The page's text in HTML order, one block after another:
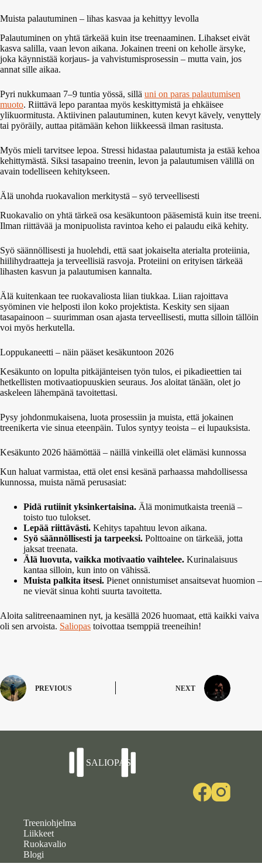
Muista palautuminen – lihas kasvaa ja kehittyy levolla
Palautuminen on yhtä tärkeää kuin itse treenaaminen. Lihakset eivät
kasva salilla, vaan levon aikana. Jokainen treeni on keholle ärsyke,
joka käynnistää korjaus- ja vahvistumisprosessin – mutta vain, jos
annat sille aikaa.
Pyri nukkumaan 7–9 tuntia yössä, sillä uni on paras palautumisen
muoto. Riittävä lepo parantaa myös keskittymistä ja ehkäisee
ylikuormitusta. Aktiivinen palautuminen, kuten kevyt kävely, venyttely
tai pyöräily, auttaa pitämään kehon liikkeessä ilman rasitusta.
Myös mieli tarvitsee lepoa. Stressi hidastaa palautumista ja estää kehoa
kehittymästä. Siksi tasapaino treenin, levon ja palautumisen välillä on
avain todelliseen kehitykseen.
Älä unohda ruokavalion merkitystä – syö terveellisesti
Ruokavalio on yhtä tärkeä osa kesäkuntoon pääsemistä kuin itse treeni.
Ilman riittävää ja monipuolista ravintoa keho ei palaudu eikä kehity.
Syö säännöllisesti ja huolehdi, että saat jokaiselta aterialta proteiinia,
hiilihydraatteja ja terveellisiä rasvoja. Proteiini on erityisen tärkeää
lihasten kasvun ja palautumisen kannalta.
Älä kuitenkaan tee ruokavaliosta liian tiukkaa. Liian rajoittava
syöminen vie helposti ilon koko projektista. Keskity sen sijaan
tasapainoon – suurimman osan ajasta terveellisesti, mutta silloin tällöin
voi myös herkutella.
Loppukaneetti – näin pääset kesäkuntoon 2026
Kesäkunto on lopulta pitkäjänteisen työn tulos, ei pikadieettien tai
hetkellisten motivaatiopuuskien seuraus. Jos aloitat tänään, olet jo
askeleen lähempänä tavoitettasi.
Pysy johdonmukaisena, luota prosessiin ja muista, että jokainen
treenikerta vie sinua eteenpäin. Tulos syntyy teoista – ei lupauksista.
Kesäkunto 2026 häämöttää – näillä vinkeillä olet elämäsi kunnossa
Kun haluat varmistaa, että olet ensi kesänä parhaassa mahdollisessa
kunnossa, muista nämä perusasiat:
Pidä rutiinit yksinkertaisina. Älä monimutkaista treeniä –
toisto tuo tulokset.
Lepää riittävästi. Kehitys tapahtuu levon aikana.
Syö säännöllisesti ja tarpeeksi. Polttoaine on tärkeää, jotta
jaksat treenata.
Älä luovuta, vaikka motivaatio vaihtelee. Kurinalaisuus
kantaa silloin, kun into on vähissä.
Muista palkita itsesi. Pienet onnistumiset ansaitsevat huomion –
ne vievät sinua kohti suurta tavoitetta.
Aloita salitreenaaminen nyt, ja kesällä 2026 huomaat, että kaikki vaiva
oli sen arvoista. Saliopas toivottaa tsemppiä treeneihin!
PREVIOUS NEXT
Treeniohjelma
Liikkeet
Ruokavalio
Blogi